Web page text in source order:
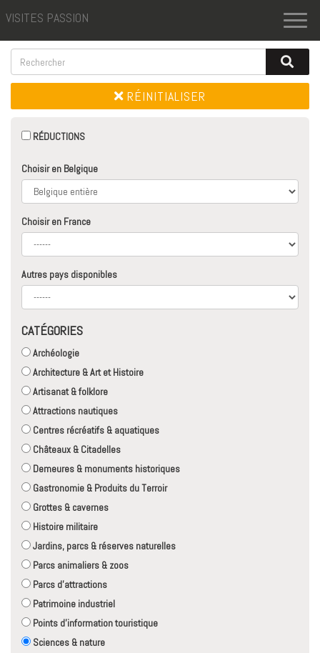
VISITES PASSION
RÉINITIALISER
RÉDUCTIONS
Choisir en Belgique
Choisir en France
Autres pays disponibles
CATÉGORIES
Archéologie
Architecture & Art et Histoire
Artisanat & folklore
Attractions nautiques
Centres récréatifs & aquatiques
Châteaux & Citadelles
Demeures & monuments historiques
Gastronomie & Produits du Terroir
Grottes & cavernes
Histoire militaire
Jardins, parcs & réserves naturelles
Parcs animaliers & zoos
Parcs d'attractions
Patrimoine industriel
Points d'information touristique
Sciences & nature